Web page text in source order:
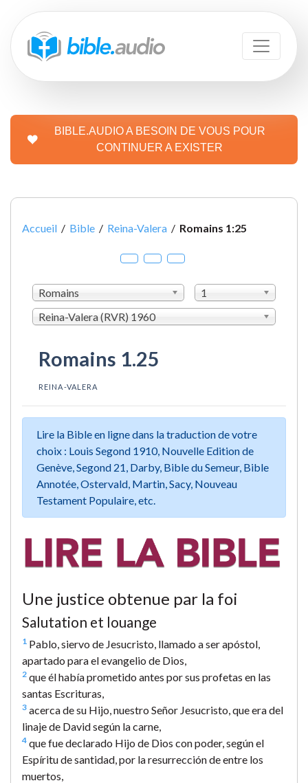
BIBLE.AUDIO A BESOIN DE VOUS POUR
CONTINUER A EXISTER
Accueil / Bible / Reina-Valera / Romains 1:25
Romains
1
Reina-Valera (RVR) 1960
Romains 1.25
REINA-VALERA
Lire la Bible en ligne dans la traduction de votre
choix : Louis Segond 1910, Nouvelle Edition de
Genève, Segond 21, Darby, Bible du Semeur, Bible
Annotée, Ostervald, Martin, Sacy, Nouveau
Testament Populaire, etc.
Une justice obtenue par la foi
Salutation et louange
1 Pablo, siervo de Jesucristo, llamado a ser apóstol,
apartado para el evangelio de Dios,
2 que él había prometido antes por sus profetas en las
santas Escrituras,
3 acerca de su Hijo, nuestro Señor Jesucristo, que era del
linaje de David según la carne,
4 que fue declarado Hijo de Dios con poder, según el
Espíritu de santidad, por la resurrección de entre los
muertos,